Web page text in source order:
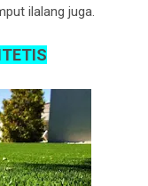
ilalang juga.